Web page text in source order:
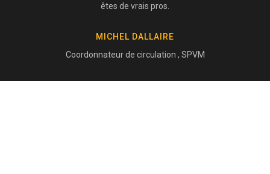
êtes de vrais pros.
MICHEL DALLAIRE
Coordonnateur de circulation , SPVM